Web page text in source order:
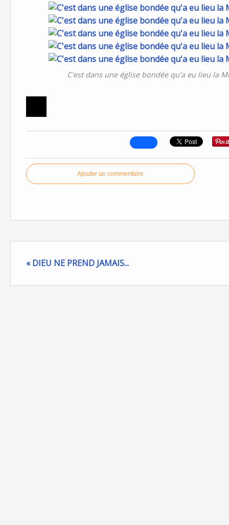
C'est dans une église bondée qu'a eu lieu la
Ajouter un commentaire
« DIEU NE PREND JAMAIS...